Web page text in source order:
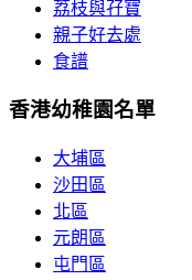
荔枝與孖寶
親子好去處
食譜
香港幼稚園名單
大埔區
沙田區
北區
元朗區
屯門區